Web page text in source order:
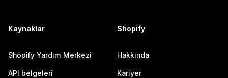
Kaynaklar
Shopify Yardım Merkezi
API belgeleri
Shopify
Hakkında
Kariyer